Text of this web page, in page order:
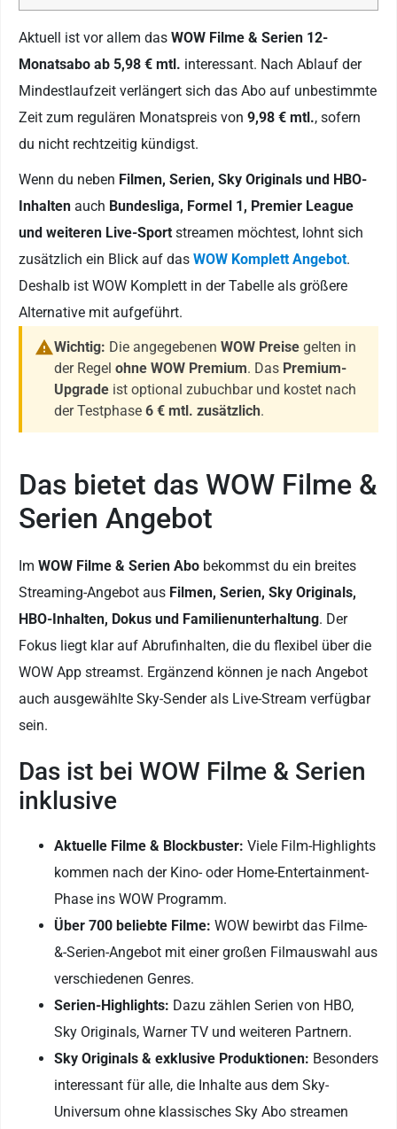
Aktuell ist vor allem das WOW Filme & Serien 12-
Monatsabo ab 5,98 € mtl. interessant. Nach Ablauf der
Mindestlaufzeit verlängert sich das Abo auf unbestimmte
Zeit zum regulären Monatspreis von 9,98 € mtl., sofern
du nicht rechtzeitig kündigst.
Wenn du neben Filmen, Serien, Sky Originals und HBO-
Inhalten auch Bundesliga, Formel 1, Premier League
und weiteren Live-Sport streamen möchtest, lohnt sich
zusätzlich ein Blick auf das WOW Komplett Angebot.
Deshalb ist WOW Komplett in der Tabelle als größere
Alternative mit aufgeführt.
Wichtig: Die angegebenen WOW Preise gelten in
der Regel ohne WOW Premium. Das Premium-
Upgrade ist optional zubuchbar und kostet nach
der Testphase 6 € mtl. zusätzlich.
Das bietet das WOW Filme &
Serien Angebot
Im WOW Filme & Serien Abo bekommst du ein breites
Streaming-Angebot aus Filmen, Serien, Sky Originals,
HBO-Inhalten, Dokus und Familienunterhaltung. Der
Fokus liegt klar auf Abrufinhalten, die du flexibel über die
WOW App streamst. Ergänzend können je nach Angebot
auch ausgewählte Sky-Sender als Live-Stream verfügbar
sein.
Das ist bei WOW Filme & Serien
inklusive
Aktuelle Filme & Blockbuster: Viele Film-Highlights
kommen nach der Kino- oder Home-Entertainment-
Phase ins WOW Programm.
Über 700 beliebte Filme: WOW bewirbt das Filme-
&-Serien-Angebot mit einer großen Filmauswahl aus
verschiedenen Genres.
Serien-Highlights: Dazu zählen Serien von HBO,
Sky Originals, Warner TV und weiteren Partnern.
Sky Originals & exklusive Produktionen: Besonders
interessant für alle, die Inhalte aus dem Sky-
Universum ohne klassisches Sky Abo streamen